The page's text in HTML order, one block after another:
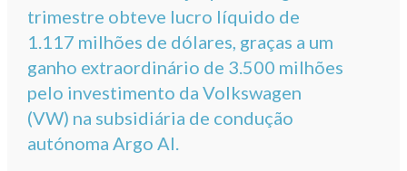
trimestre obteve lucro líquido de
1.117 milhões de dólares, graças a um
ganho extraordinário de 3.500 milhões
pelo investimento da Volkswagen
(VW) na subsidiária de condução
autónoma Argo AI.